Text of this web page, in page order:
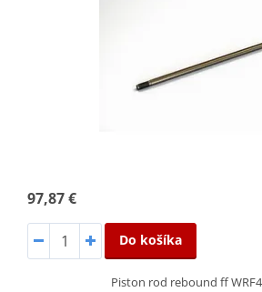
97,87 €
Do košíka
Piston rod rebound ff